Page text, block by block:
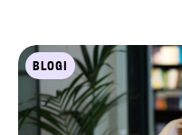
BLOGI